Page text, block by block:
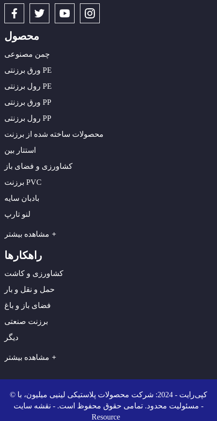
محصول
چمن مصنوعی
ورق برزنتی PE
رول برزنتی PE
ورق برزنتی PP
رول برزنتی PP
محصولات ساخته شده از برزنت
استتار بین
کشاورزی و فضای باز
برزنت PVC
بادبان سایه
لنو تارپ
مشاهده بیشتر
راهکارها
کشاورزی و کاشت
حمل و نقل و بار
فضای باز و باغ
برزنت صنعتی
دیگر
مشاهده بیشتر
© کپی‌رایت - 2024: شرکت محصولات پلاستیکی لینیی میلیون، با
مسئولیت محدود. تمامی حقوق محفوظ است. - نقشه سایت
-
Resource